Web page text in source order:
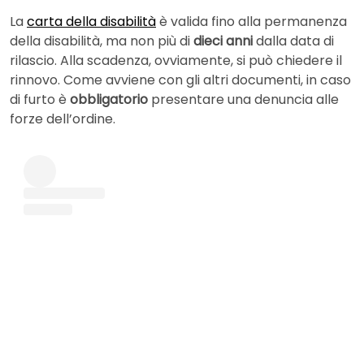
Lacarta della disabilitàè valida fino alla permanenza
della disabilità, ma non più didieci annidalla data di
rilascio. Alla scadenza, ovviamente, si può chiedere il
rinnovo. Come avviene con gli altri documenti, in caso
di furto è obbligatorio presentare una denuncia alle
forze dell’ordine.